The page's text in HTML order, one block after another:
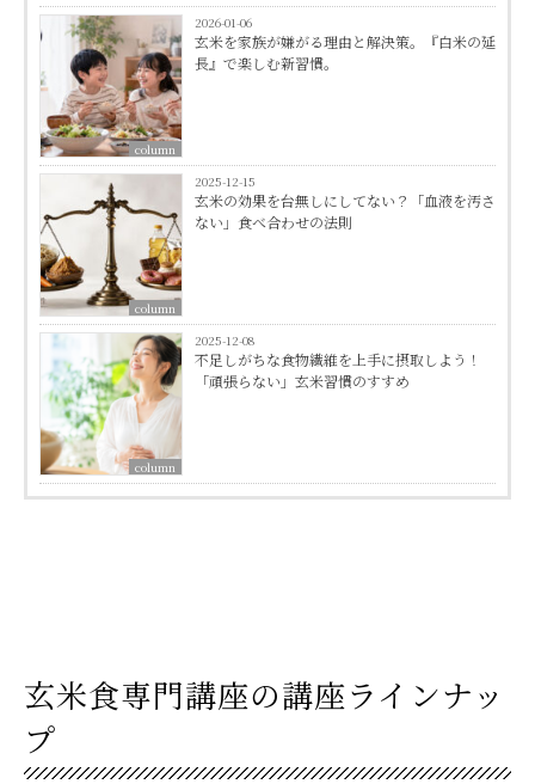
column
2026-01-06
玄米を家族が嫌がる理由と解決策。『白米の延
長』で楽しむ新習慣。
column
2025-12-15
玄米の効果を台無しにしてない？「血液を汚さ
ない」食べ合わせの法則
column
2025-12-08
不足しがちな食物繊維を上手に摂取しよう！
「頑張らない」玄米習慣のすすめ
玄米食専門講座の講座ラインナッ
プ